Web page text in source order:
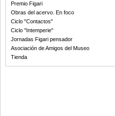
Premio Figari
Obras del acervo. En foco
Ciclo "Contactos"
Ciclo "Intemperie"
Jornadas Figari pensador
Asociación de Amigos del Museo
Tienda